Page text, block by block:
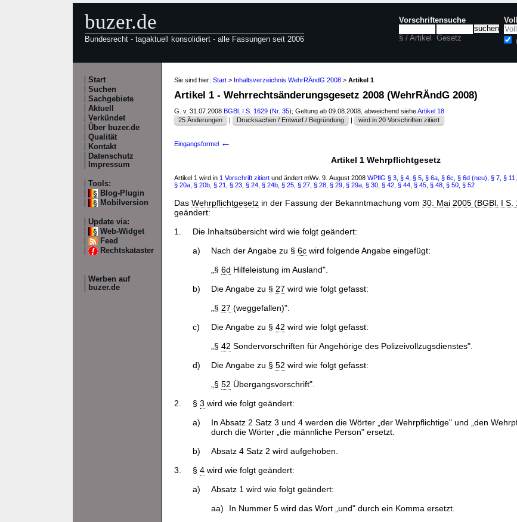
buzer.de
Bundesrecht - tagaktuell konsolidiert - alle Fassungen seit 2006
Vorschriftensuche
§ / Artikel Gesetz
Start
Suchen
Sachgebiete
Aktuell
Verkündet
Über buzer.de
Qualität
Kontakt
Datenschutz
Impressum
Tools:
Blog-Plugin
Mobilversion
Update via:
Web-Widget
Feed
Rechtskataster
Werben auf
buzer.de
Sie sind hier: Start > Inhaltsverzeichnis WehrRÄndG 2008 > Artikel 1
Artikel 1 - Wehrrechtsänderungsgesetz 2008 (WehrRÄndG 2008)
G. v. 31.07.2008 BGBl. I S. 1629 (Nr. 35); Geltung ab 09.08.2008, abweichend sieheArtikel 18
25 Änderungen
| Drucksachen / Entwurf / Begründung | wird in 20 Vorschriften zitiert
Eingangsformel ←
Artikel 1 Wehrpflichtgesetz
Artikel 1 wird in 1 Vorschrift zitiert und ändert mWv. 9. August 2008 WPflG § 3 § 4 § 5 § 6a § 6c § 6d (neu) § 7 § 11
§ 20a § 20b § 21 § 23 § 24 § 24b § 25 § 27 § 28 § 29 § 29a § 30 § 42 § 44 § 45 § 48 § 50 § 52
Das Wehrpflichtgesetz in der Fassung der Bekanntmachung vom 30. Mai 2005 (BGBl. I S.
geändert:
1.
Die Inhaltsübersicht wird wie folgt geändert:
a)
Nach der Angabe zu § 6cwird folgende Angabe eingefügt:
„§ 6d Hilfeleistung im Ausland".
b)
Die Angabe zu § 27 wird wie folgt gefasst:
„§ 27 (weggefallen)".
c)
Die Angabe zu § 42 wird wie folgt gefasst:
„§ 42 Sondervorschriften für Angehörige des Polizeivollzugsdienstes".
d)
Die Angabe zu § 52 wird wie folgt gefasst:
„§ 52 Übergangsvorschrift".
2.
§ 3 wird wie folgt geändert:
a)
In Absatz 2 Satz 3 und 4 werden die Wörter „der Wehrpflichtige" und „den
durch die Wörter „die männliche Person" ersetzt.
b)
Absatz 4 Satz 2 wird aufgehoben.
3.
§ 4wird wie folgt geändert:
a)
Absatz 1 wird wie folgt geändert:
aa)
In Nummer 5 wird das Wort „und" durch ein Komma ersetzt.